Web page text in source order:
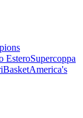
EsteroSupercoppa
BasketAmerica's